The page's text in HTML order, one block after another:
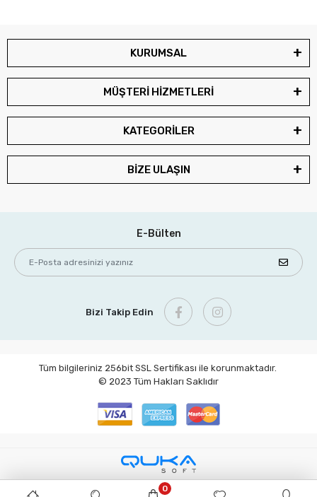
KURUMSAL
MÜŞTERİ HİZMETLERİ
KATEGORİLER
BİZE ULAŞIN
E-Bülten
Bizi Takip Edin
Tüm bilgileriniz 256bit SSL Sertifikası ile korunmaktadır.
© 2023 Tüm Hakları Saklıdır
0